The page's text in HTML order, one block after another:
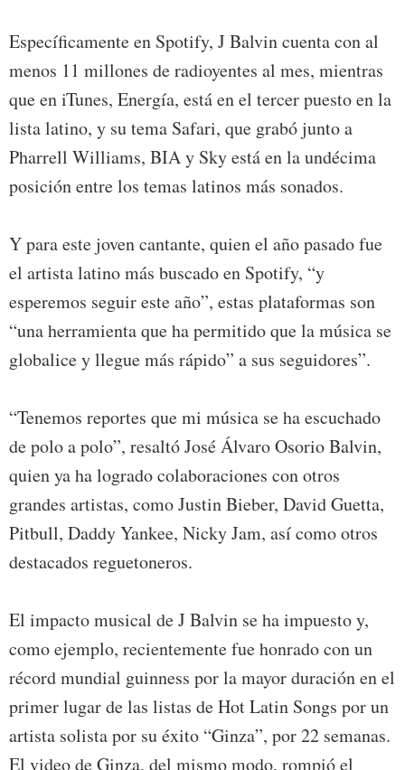
Específicamente en Spotify, J Balvin cuenta con al
menos 11 millones de radioyentes al mes, mientras
que en iTunes, Energía, está en el tercer puesto en la
lista latino, y su tema Safari, que grabó junto a
Pharrell Williams, BIA y Sky está en la undécima
posición entre los temas latinos más sonados.
Y para este joven cantante, quien el año pasado fue
el artista latino más buscado en Spotify, “y
esperemos seguir este año”, estas plataformas son
“una herramienta que ha permitido que la música se
globalice y llegue más rápido” a sus seguidores”.
“Tenemos reportes que mi música se ha escuchado
de polo a polo”, resaltó José Álvaro Osorio Balvin,
quien ya ha logrado colaboraciones con otros
grandes artistas, como Justin Bieber, David Guetta,
Pitbull, Daddy Yankee, Nicky Jam, así como otros
destacados reguetoneros.
El impacto musical de J Balvin se ha impuesto y,
como ejemplo, recientemente fue honrado con un
récord mundial guinness por la mayor duración en el
primer lugar de las listas de Hot Latin Songs por un
artista solista por su éxito “Ginza”, por 22 semanas.
El video de Ginza, del mismo modo, rompió el